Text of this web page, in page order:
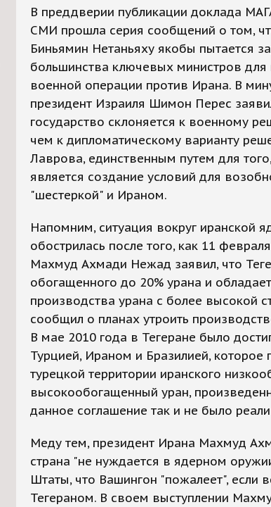
В преддверии публикации доклада
СМИ прошла серия сообщений о том,
Биньямин Нетаньяху якобы пытается
большинства ключевых министров
военной операции против Ирана. В
президент Израиля Шимон Перес
государство склоняется к военному
чем к дипломатическому варианту
Лаврова, единственным путем для
является создание условий для
"шестеркой" и Ираном.
Напомним, ситуация вокруг иранской
обострилась после того, как 11
Махмуд Ахмади Нежад заявил, что
обогащенного до 20% урана и
производства урана с более высокой
сообщил о планах утроить
В мае 2010 года в Тегеране было
Турцией, Ираном и Бразилией, которое
турецкой территории иранского
высокообогащенный уран,
данное соглашение так и не было
Меду тем, президент Ирана Махмуд
страна "не нуждается в ядерном
Штаты, что Вашингон "пожалеет", если
Тегераном. В своем выступлении